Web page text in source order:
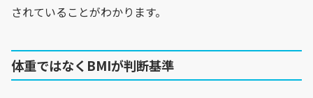
されていることがわかります。
体重ではなくBMIが判断基準